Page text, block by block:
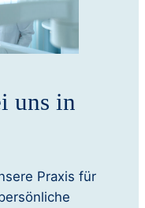
uns in
Praxis für